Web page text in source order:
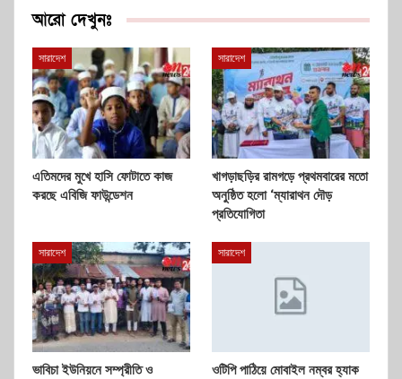
আরো দেখুনঃ
সারাদেশ
এতিমদের মুখে হাসি ফোটাতে কাজ
করছে এবিজি ফাউন্ডেশন
সারাদেশ
খাগড়াছড়ির রামগড়ে প্রথমবারের মতো
অনুষ্ঠিত হলো ‘ম্যারাথন দৌড়
প্রতিযোগিতা
সারাদেশ
ভাবিচা ইউনিয়নে সম্প্রীতি ও
সারাদেশ
ওটিপি পাঠিয়ে মোবাইল নম্বর হ্যাক